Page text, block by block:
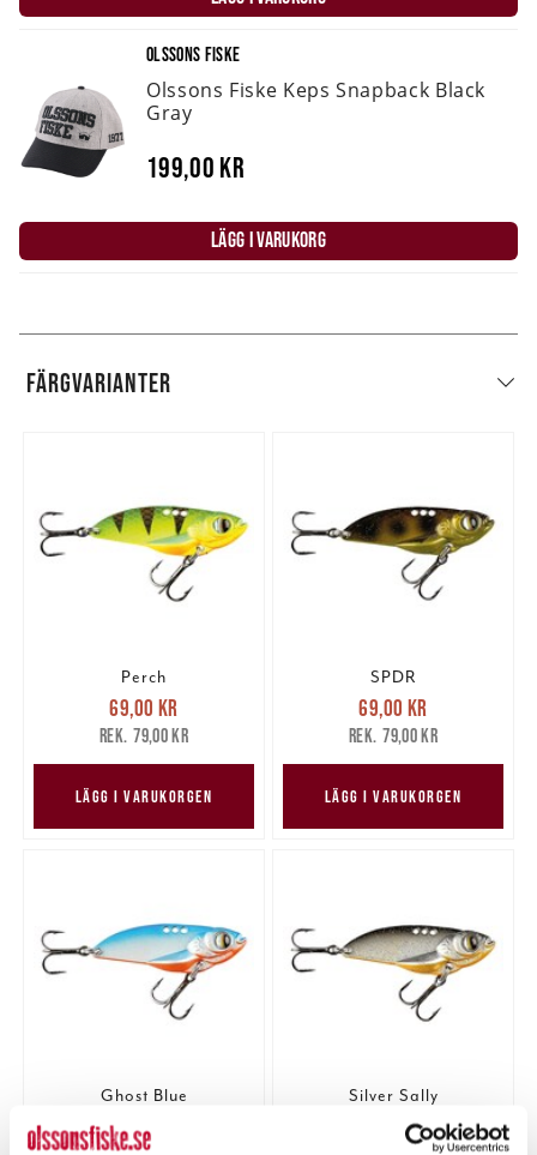
OLSSONS FISKE
Olssons Fiske Keps Snapback Black
Gray
199,00 kr
LÄGG I VARUKORG
FÄRGVARIANTER
Perch
Nuvarande pris
69,00 krTidigare pris
79,00 kr
69,00 kr
79,00 kr
LÄGG I VARUKORGEN
SPDR
Nuvarande pris
69,00 krTidigare pris
79,00 kr
69,00 kr
79,00 kr
LÄGG I VARUKORGEN
Ghost Blue
69,00 krTidigare pris
69,00 kr
Silver Sally
Tidigare pris:
69,00 kr